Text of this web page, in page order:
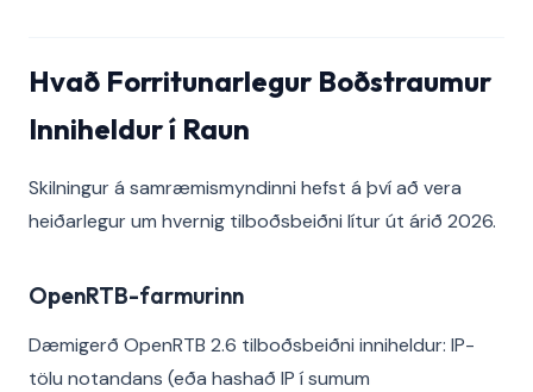
Hvað Forritunarlegur Boðstraumur
Inniheldur í Raun
Skilningur á samræmismyndinni hefst á því að vera
heiðarlegur um hvernig tilboðsbeiðni lítur út árið 2026.
OpenRTB-farmurinn
Dæmigerð OpenRTB 2.6 tilboðsbeiðni inniheldur: IP-
tölu notandans (eða hashað IP í sumum